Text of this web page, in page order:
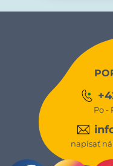
Po -
napísať